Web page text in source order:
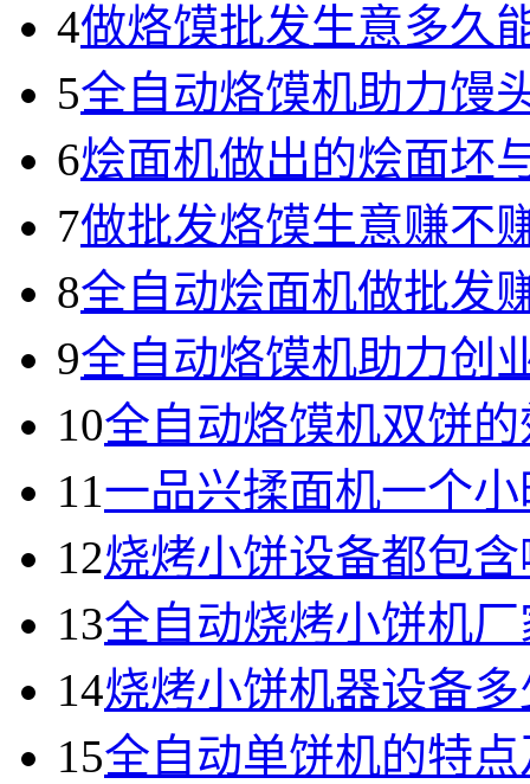
4做烙馍批发生意多久
5全自动烙馍机助力馒
6烩面机做出的烩面坯
7做批发烙馍生意赚不
8全自动烩面机做批发
9全自动烙馍机助力创
10全自动烙馍机双饼
11一品兴揉面机一个
12烧烤小饼设备都包
13全自动烧烤小饼机
14烧烤小饼机器设备
15全自动单饼机的特